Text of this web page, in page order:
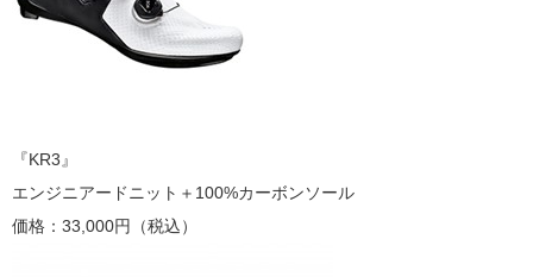
『KR3』
エンジニアードニット＋100%カーボンソール
価格：33,000円（税込）